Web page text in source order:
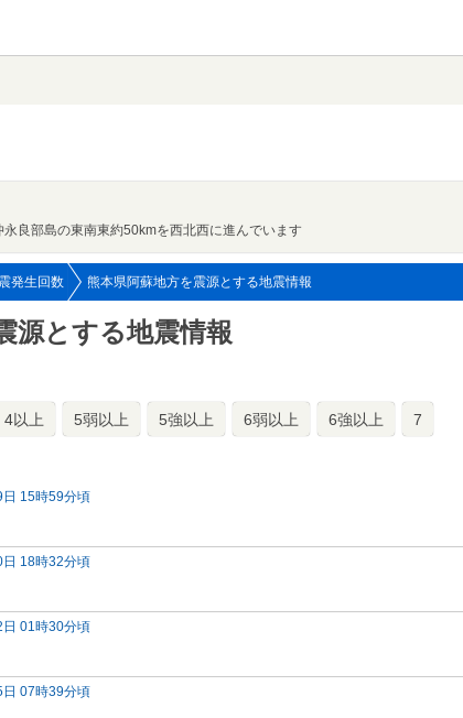
良部島の東南東約50kmを西北西に進んでいます
発生回数 熊本県阿蘇地方を震源とする地震情報
源とする地震情報
4以上 5弱以上 5強以上 6弱以上 6強以上 7
15時59分頃
18時32分頃
01時30分頃
07時39分頃